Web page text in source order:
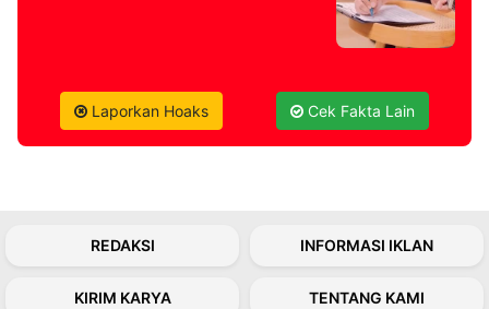
Laporkan Hoaks Cek Fakta Lain
REDAKSI INFORMASI IKLAN
KIRIM KARYA TENTANG KAMI